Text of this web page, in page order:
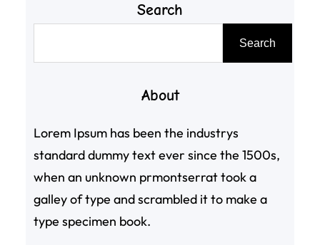
Search
Search
About
Lorem Ipsum has been the industrys
standard dummy text ever since the 1500s,
when an unknown prmontserrat took a
galley of type and scrambled it to make a
type specimen book.